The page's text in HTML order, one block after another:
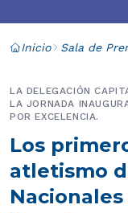
Inicio Sala de
Los
atletismo
LA DELEGACIÓN
LA JORNADA
POR EXCELENCIA.